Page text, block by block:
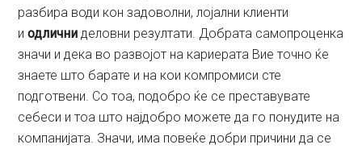
разбира води кон задоволни, лојални клиенти
иодлични деловни резултати. Добрата самопроценка
значи и дека во развојот на кариерата Вие точно ќе
знаете што барате и на кои компромиси сте
подготвени. Со тоа, подобро ќе се преставувате
себеси и тоа што најдобро можете да го понудите на
компанијата. Значи, има повеќе добри причини да се